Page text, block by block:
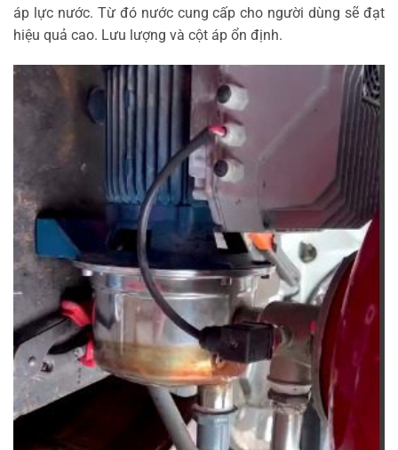
áp lực nước. Từ đó nước cung cấp cho người dùng sẽ đạt
hiệu quả cao. Lưu lượng và cột áp ổn định.